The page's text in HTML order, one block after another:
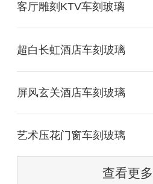
客厅雕刻KTV车刻玻璃
超白长虹酒店车刻玻璃
屏风玄关酒店车刻玻璃
艺术压花门窗车刻玻璃
查看更